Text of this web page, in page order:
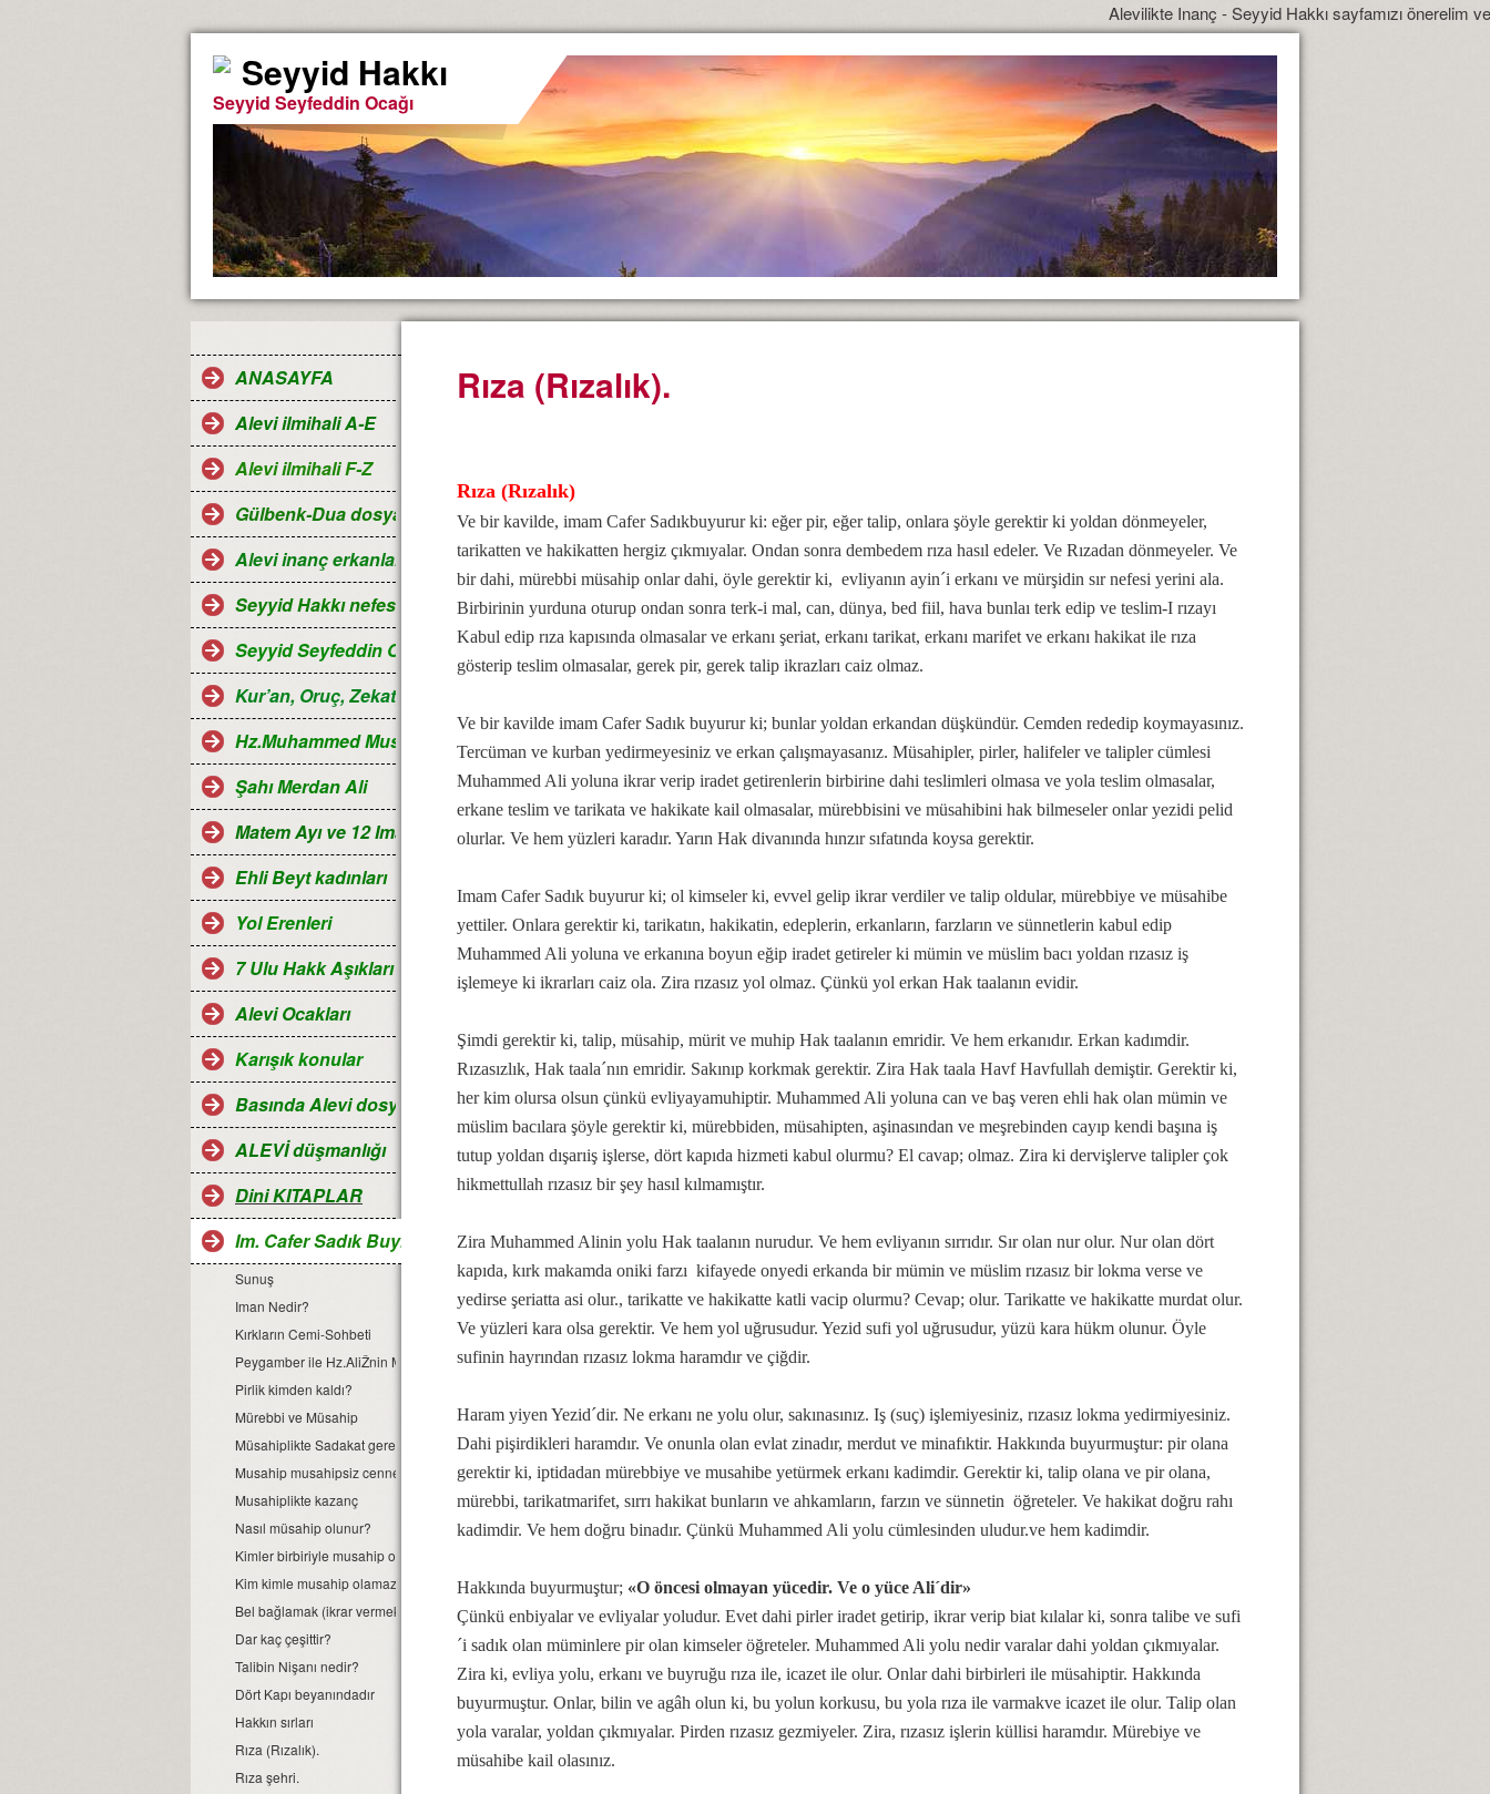
Alevilikte Inanç - Seyyid Hakkı sayfamızı önerelim ve
Seyyid Hakkı
Seyyid Seyfeddin Ocağı
ANASAYFA
Alevi ilmihali A-E
Alevi ilmihali F-Z
Gülbenk-Dua dosyası
Alevi inanç erkanları
Seyyid Hakkı nefesleri
Seyyid Seyfeddin Ocağı...
Kur’an, Oruç, Zekat, Hac ve Ramazan ayı
Hz.Muhammed Mustafa
Şahı Merdan Ali
Matem Ayı ve 12 Imamlar
Ehli Beyt kadınları
Yol Erenleri
7 Ulu Hakk Aşıkları ve Halk ozanları
Alevi Ocakları
Karışık konular
Basında Alevi dosyaları
ALEVİ düşmanlığı
Dini KITAPLAR
Im. Cafer Sadık Buyruğu
Sunuş
Iman Nedir?
Kırkların Cemi-Sohbeti
Peygamber ile Hz.AliŽnin Musahip olması
Pirlik kimden kaldı?
Mürebbi ve Müsahip
Müsahiplikte Sadakat gerekir
Musahip musahipsiz cennete girmez
Musahiplikte kazanç
Nasıl müsahip olunur?
Kimler birbiriyle musahip olabilirler?
Kim kimle musahip olamaz?
Bel bağlamak (ikrar vermek, tığbent bağlamak)
Dar kaç çeşittir?
Talibin Nişanı nedir?
Dört Kapı beyanındadır
Hakkın sırları
Rıza (Rızalık).
Rıza şehri.
Rıza (Rızalık).
Rıza (Rızalık)
Ve bir kavilde, imam Cafer Sadıkbuyurur ki: eğer pir, eğer talip, onlara şöyle gerektir ki yoldan dönmeyeler,
tarikatten ve hakikatten hergiz çıkmıyalar. Ondan sonra dembedem rıza hasıl edeler. Ve Rızadan dönmeyeler. Ve
bir dahi, mürebbi müsahip onlar dahi, öyle gerektir ki, evliyanın ayin´i erkanı ve mürşidin sır nefesi yerini ala.
Birbirinin yurduna oturup ondan sonra terk-i mal, can, dünya, bed fiil, hava bunlaı terk edip ve teslim-I rızayı
Kabul edip rıza kapısında olmasalar ve erkanı şeriat, erkanı tarikat, erkanı marifet ve erkanı hakikat ile rıza
gösterip teslim olmasalar, gerek pir, gerek talip ikrazları caiz olmaz.
Ve bir kavilde imam Cafer Sadık buyurur ki; bunlar yoldan erkandan düşkündür. Cemden rededip koymayasınız.
Tercüman ve kurban yedirmeyesiniz ve erkan çalışmayasanız. Müsahipler, pirler, halifeler ve talipler cümlesi
Muhammed Ali yoluna ikrar verip iradet getirenlerin birbirine dahi teslimleri olmasa ve yola teslim olmasalar,
erkane teslim ve tarikata ve hakikate kail olmasalar, mürebbisini ve müsahibini hak bilmeseler onlar yezidi pelid
olurlar. Ve hem yüzleri karadır. Yarın Hak divanında hınzır sıfatında koysa gerektir.
Imam Cafer Sadık buyurur ki; ol kimseler ki, evvel gelip ikrar verdiler ve talip oldular, mürebbiye ve müsahibe
yettiler. Onlara gerektir ki, tarikatın, hakikatin, edeplerin, erkanların, farzların ve sünnetlerin kabul edip
Muhammed Ali yoluna ve erkanına boyun eğip iradet getireler ki mümin ve müslim bacı yoldan rızasız iş
işlemeye ki ikrarları caiz ola. Zira rızasız yol olmaz. Çünkü yol erkan Hak taalanın evidir.
Şimdi gerektir ki, talip, müsahip, mürit ve muhip Hak taalanın emridir. Ve hem erkanıdır. Erkan kadımdir.
Rızasızlık, Hak taala´nın emridir. Sakınıp korkmak gerektir. Zira Hak taala Havf Havfullah demiştir. Gerektir ki,
her kim olursa olsun çünkü evliyayamuhiptir. Muhammed Ali yoluna can ve baş veren ehli hak olan mümin ve
müslim bacılara şöyle gerektir ki, mürebbiden, müsahipten, aşinasından ve meşrebinden cayıp kendi başına iş
tutup yoldan dışarıiş işlerse, dört kapıda hizmeti kabul olurmu? El cavap; olmaz. Zira ki dervişlerve talipler çok
hikmettullah rızasız bir şey hasıl kılmamıştır.
Zira Muhammed Alinin yolu Hak taalanın nurudur. Ve hem evliyanın sırrıdır. Sır olan nur olur. Nur olan dört
kapıda, kırk makamda oniki farzı kifayede onyedi erkanda bir mümin ve müslim rızasız bir lokma verse ve
yedirse şeriatta asi olur., tarikatte ve hakikatte katli vacip olurmu? Cevap; olur. Tarikatte ve hakikatte murdat olur.
Ve yüzleri kara olsa gerektir. Ve hem yol uğrusudur. Yezid sufi yol uğrusudur, yüzü kara hükm olunur. Öyle
sufinin hayrından rızasız lokma haramdır ve çiğdir.
Haram yiyen Yezid´dir. Ne erkanı ne yolu olur, sakınasınız. Iş (suç) işlemiyesiniz, rızasız lokma yedirmiyesiniz.
Dahi pişirdikleri haramdır. Ve onunla olan evlat zinadır, merdut ve minafıktir. Hakkında buyurmuştur: pir olana
gerektir ki, iptidadan mürebbiye ve musahibe yetürmek erkanı kadimdir. Gerektir ki, talip olana ve pir olana,
mürebbi, tarikatmarifet, sırrı hakikat bunların ve ahkamların, farzın ve sünnetin öğreteler. Ve hakikat doğru rahı
kadimdir. Ve hem doğru binadır. Çünkü Muhammed Ali yolu cümlesinden uludur.ve hem kadimdir.
Hakkında buyurmuştur; «O öncesi olmayan yücedir. Ve o yüce Ali´dir»
Çünkü enbiyalar ve evliyalar yoludur. Evet dahi pirler iradet getirip, ikrar verip biat kılalar ki, sonra talibe ve sufi
´i sadık olan müminlere pir olan kimseler öğreteler. Muhammed Ali yolu nedir varalar dahi yoldan çıkmıyalar.
Zira ki, evliya yolu, erkanı ve buyruğu rıza ile, icazet ile olur. Onlar dahi birbirleri ile müsahiptir. Hakkında
buyurmuştur. Onlar, bilin ve agâh olun ki, bu yolun korkusu, bu yola rıza ile varmakve icazet ile olur. Talip olan
yola varalar, yoldan çıkmıyalar. Pirden rızasız gezmiyeler. Zira, rızasız işlerin küllisi haramdır. Mürebiye ve
müsahibe kail olasınız.